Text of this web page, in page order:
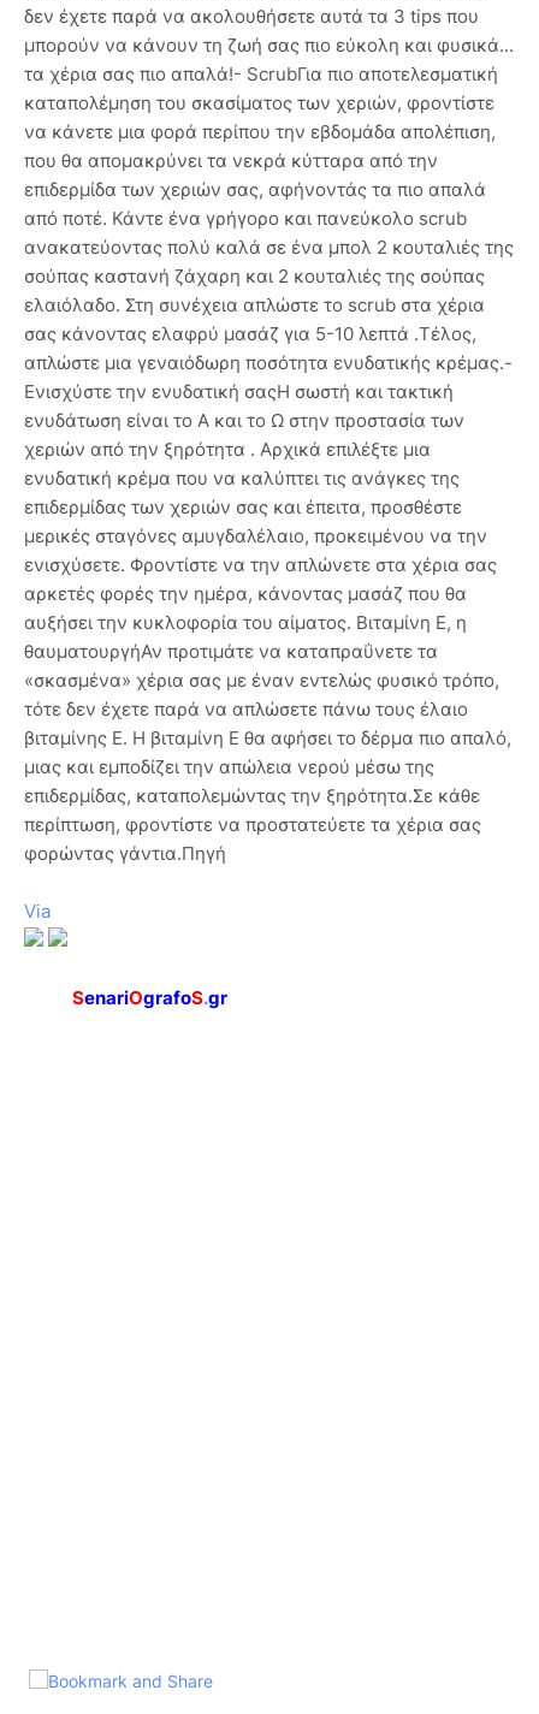
δεν έχετε παρά να ακολουθήσετε αυτά τα 3 tips που
μπορούν να κάνουν τη ζωή σας πιο εύκολη και φυσικά...
τα χέρια σας πιο απαλά!- ScrubΓια πιο αποτελεσματική
καταπολέμηση του σκασίματος των χεριών, φροντίστε
να κάνετε μια φορά περίπου την εβδομάδα απολέπιση,
που θα απομακρύνει τα νεκρά κύτταρα από την
επιδερμίδα των χεριών σας, αφήνοντάς τα πιο απαλά
από ποτέ. Κάντε ένα γρήγορο και πανεύκολο scrub
ανακατεύοντας πολύ καλά σε ένα μπολ 2 κουταλιές της
σούπας καστανή ζάχαρη και 2 κουταλιές της σούπας
ελαιόλαδο. Στη συνέχεια απλώστε το scrub στα χέρια
σας κάνοντας ελαφρύ μασάζ για 5-10 λεπτά .Τέλος,
απλώστε μια γεναιόδωρη ποσότητα ενυδατικής κρέμας.-
Ενισχύστε την ενυδατική σαςΗ σωστή και τακτική
ενυδάτωση είναι το Α και το Ω στην προστασία των
χεριών από την ξηρότητα . Αρχικά επιλέξτε μια
ενυδατική κρέμα που να καλύπτει τις ανάγκες της
επιδερμίδας των χεριών σας και έπειτα, προσθέστε
μερικές σταγόνες αμυγδαλέλαιο, προκειμένου να την
ενισχύσετε. Φροντίστε να την απλώνετε στα χέρια σας
αρκετές φορές την ημέρα, κάνοντας μασάζ που θα
αυξήσει την κυκλοφορία του αίματος. Βιταμίνη Ε, η
θαυματουργήΑν προτιμάτε να καταπραΰνετε τα
«σκασμένα» χέρια σας με έναν εντελώς φυσικό τρόπο,
τότε δεν έχετε παρά να απλώσετε πάνω τους έλαιο
βιταμίνης Ε. Η βιταμίνη Ε θα αφήσει το δέρμα πιο απαλό,
μιας και εμποδίζει την απώλεια νερού μέσω της
επιδερμίδας, καταπολεμώντας την ξηρότητα.Σε κάθε
περίπτωση, φροντίστε να προστατεύετε τα χέρια σας
φορώντας γάντια.Πηγή
Via
SenariOgrafoS.gr